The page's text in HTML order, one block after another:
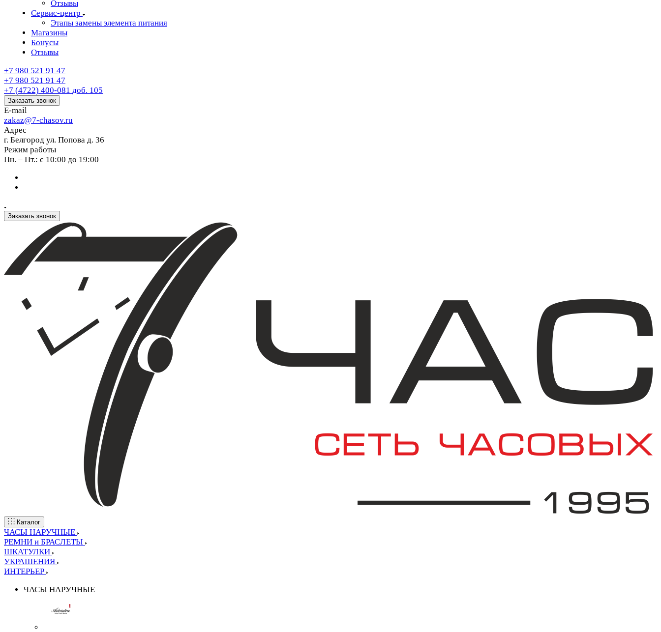
Отзывы
Сервис-центр
Этапы замены элемента питания
Магазины
Бонусы
Отзывы
+7 980 521 91 47
+7 980 521 91 47
+7 (4722) 400-081 доб. 105
Заказать звонок
E-mail
zakaz@7-chasov.ru
Адрес
г. Белгород ул. Попова д. 36
Режим работы
Пн. – Пт.: с 10:00 до 19:00
Заказать звонок
Каталог
ЧАСЫ НАРУЧНЫЕ
РЕМНИ и БРАСЛЕТЫ
ШКАТУЛКИ
УКРАШЕНИЯ
ИНТЕРЬЕР
ЧАСЫ НАРУЧНЫЕ